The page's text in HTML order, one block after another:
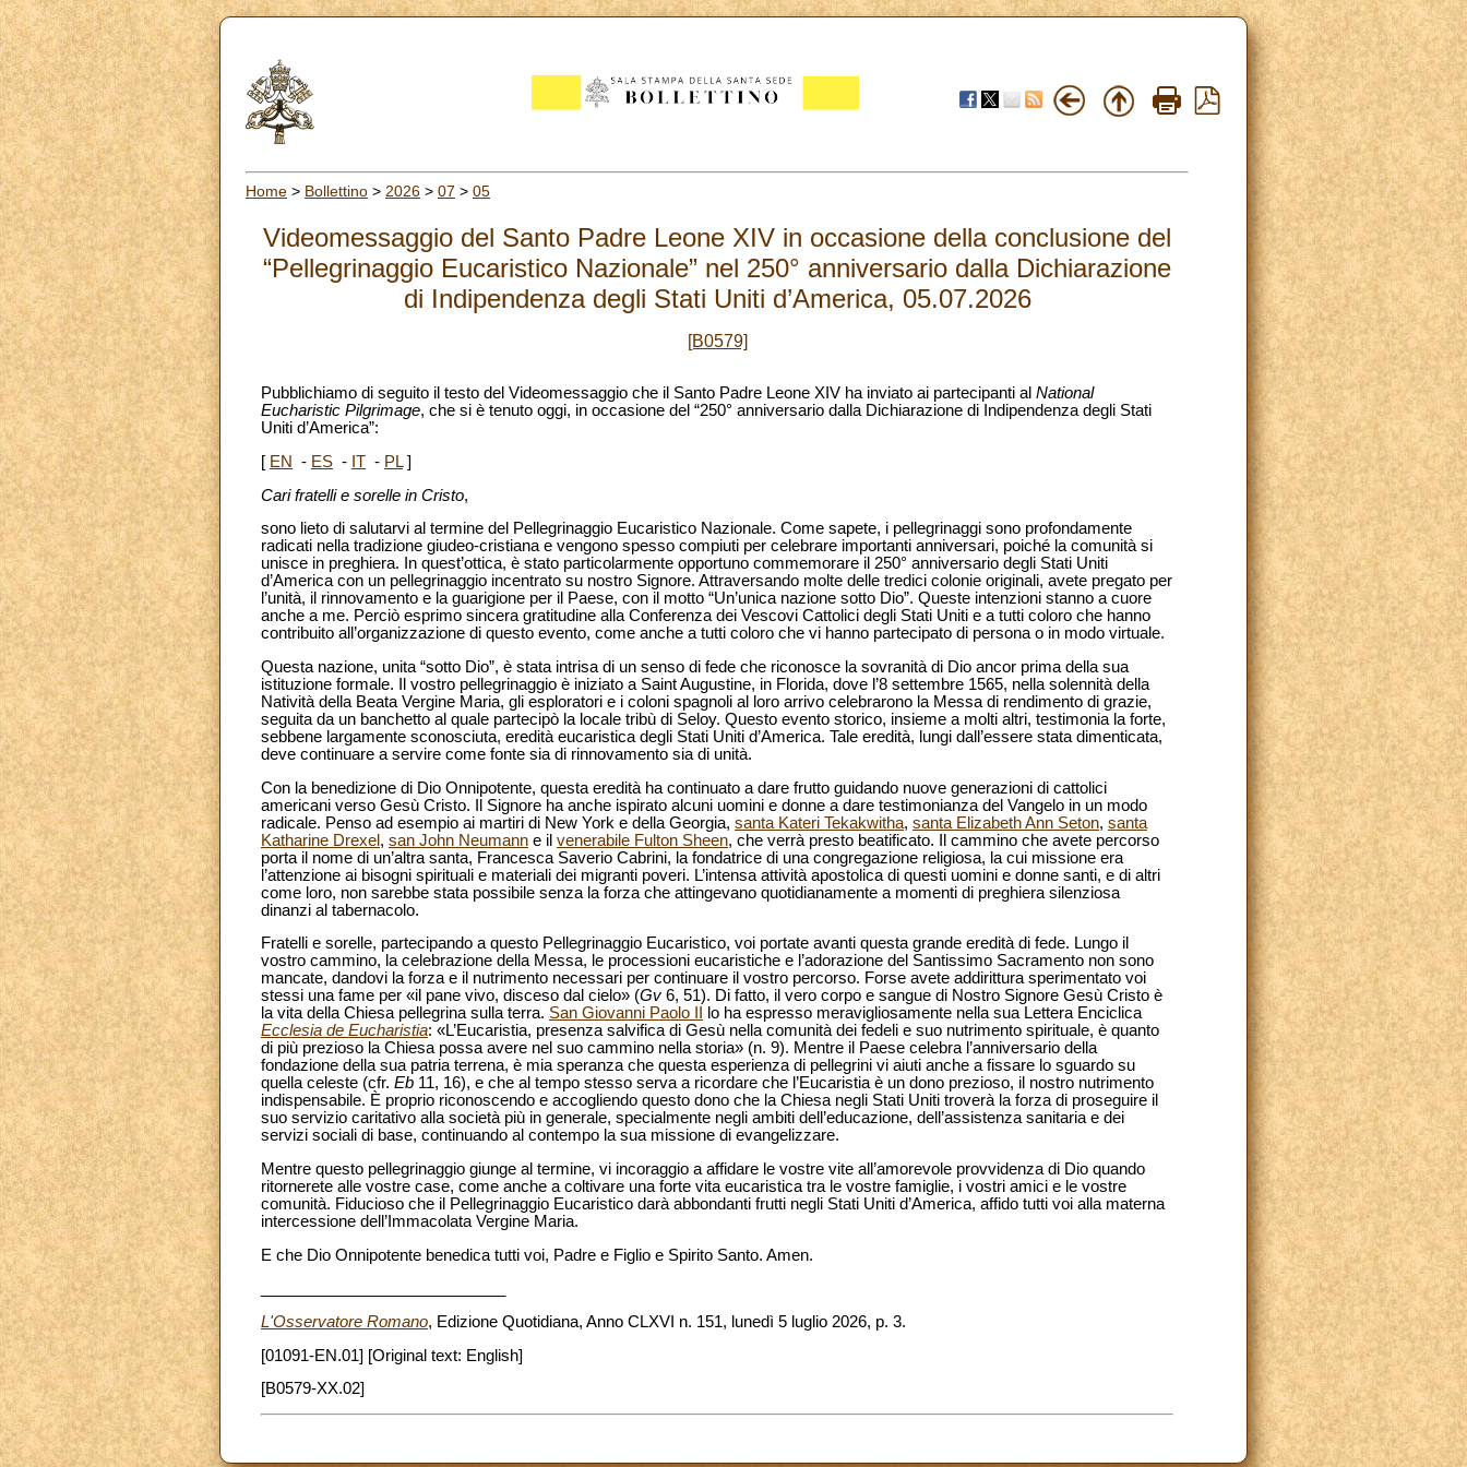
Home > Bollettino > 2026 > 07 > 05
Videomessaggio del Santo Padre Leone XIV in occasione della conclusione del
“Pellegrinaggio Eucaristico Nazionale” nel 250° anniversario dalla Dichiarazione
di Indipendenza degli Stati Uniti d’America, 05.07.2026
[B0579]
Pubblichiamo di seguito il testo del Videomessaggio che il Santo Padre Leone XIV ha inviato ai partecipanti al National
Eucharistic Pilgrimage, che si è tenuto oggi, in occasione del “250° anniversario dalla Dichiarazione di Indipendenza degli Stati
Uniti d’America”:
[ EN - ES - IT - PL]
Cari fratelli e sorelle in Cristo,
sono lieto di salutarvi al termine del Pellegrinaggio Eucaristico Nazionale. Come sapete, i pellegrinaggi sono profondamente
radicati nella tradizione giudeo-cristiana e vengono spesso compiuti per celebrare importanti anniversari, poiché la comunità si
unisce in preghiera. In quest’ottica, è stato particolarmente opportuno commemorare il 250° anniversario degli Stati Uniti
d’America con un pellegrinaggio incentrato su nostro Signore. Attraversando molte delle tredici colonie originali, avete pregato per
l’unità, il rinnovamento e la guarigione per il Paese, con il motto “Un’unica nazione sotto Dio”. Queste intenzioni stanno a cuore
anche a me. Perciò esprimo sincera gratitudine alla Conferenza dei Vescovi Cattolici degli Stati Uniti e a tutti coloro che hanno
contribuito all’organizzazione di questo evento, come anche a tutti coloro che vi hanno partecipato di persona o in modo virtuale.
Questa nazione, unita “sotto Dio”, è stata intrisa di un senso di fede che riconosce la sovranità di Dio ancor prima della sua
istituzione formale. Il vostro pellegrinaggio è iniziato a Saint Augustine, in Florida, dove l’8 settembre 1565, nella solennità della
Natività della Beata Vergine Maria, gli esploratori e i coloni spagnoli al loro arrivo celebrarono la Messa di rendimento di grazie,
seguita da un banchetto al quale partecipò la locale tribù di Seloy. Questo evento storico, insieme a molti altri, testimonia la forte,
sebbene largamente sconosciuta, eredità eucaristica degli Stati Uniti d’America. Tale eredità, lungi dall’essere stata dimenticata,
deve continuare a servire come fonte sia di rinnovamento sia di unità.
Con la benedizione di Dio Onnipotente, questa eredità ha continuato a dare frutto guidando nuove generazioni di cattolici
americani verso Gesù Cristo. Il Signore ha anche ispirato alcuni uomini e donne a dare testimonianza del Vangelo in un modo
radicale. Penso ad esempio ai martiri di New York e della Georgia, santa Kateri Tekakwitha, santa Elizabeth Ann Seton, santa
Katharine Drexel, san John Neumann e il venerabile Fulton Sheen, che verrà presto beatificato. Il cammino che avete percorso
porta il nome di un’altra santa, Francesca Saverio Cabrini, la fondatrice di una congregazione religiosa, la cui missione era
l’attenzione ai bisogni spirituali e materiali dei migranti poveri. L’intensa attività apostolica di questi uomini e donne santi, e di altri
come loro, non sarebbe stata possibile senza la forza che attingevano quotidianamente a momenti di preghiera silenziosa
dinanzi al tabernacolo.
Fratelli e sorelle, partecipando a questo Pellegrinaggio Eucaristico, voi portate avanti questa grande eredità di fede. Lungo il
vostro cammino, la celebrazione della Messa, le processioni eucaristiche e l’adorazione del Santissimo Sacramento non sono
mancate, dandovi la forza e il nutrimento necessari per continuare il vostro percorso. Forse avete addirittura sperimentato voi
stessi una fame per «il pane vivo, disceso dal cielo» (Gv 6, 51). Di fatto, il vero corpo e sangue di Nostro Signore Gesù Cristo è
la vita della Chiesa pellegrina sulla terra. San Giovanni Paolo II
lo ha espresso meravigliosamente nella sua Lettera Enciclica
Ecclesia de Eucharistia: «L’Eucaristia, presenza salvifica di Gesù nella comunità dei fedeli e suo nutrimento spirituale, è quanto
di più prezioso la Chiesa possa avere nel suo cammino nella storia» (n. 9). Mentre il Paese celebra l’anniversario della
fondazione della sua patria terrena, è mia speranza che questa esperienza di pellegrini vi aiuti anche a fissare lo sguardo su
quella celeste (cfr. Eb 11, 16), e che al tempo stesso serva a ricordare che l’Eucaristia è un dono prezioso, il nostro nutrimento
indispensabile. È proprio riconoscendo e accogliendo questo dono che la Chiesa negli Stati Uniti troverà la forza di proseguire il
suo servizio caritativo alla società più in generale, specialmente negli ambiti dell’educazione, dell’assistenza sanitaria e dei
servizi sociali di base, continuando al contempo la sua missione di evangelizzare.
Mentre questo pellegrinaggio giunge al termine, vi incoraggio a affidare le vostre vite all’amorevole provvidenza di Dio quando
ritornerete alle vostre case, come anche a coltivare una forte vita eucaristica tra le vostre famiglie, i vostri amici e le vostre
comunità. Fiducioso che il Pellegrinaggio Eucaristico darà abbondanti frutti negli Stati Uniti d’America, affido tutti voi alla materna
intercessione dell’Immacolata Vergine Maria.
E che Dio Onnipotente benedica tutti voi, Padre e Figlio e Spirito Santo. Amen.
L'Osservatore Romano, Edizione Quotidiana, Anno CLXVI n. 151, lunedì 5 luglio 2026, p. 3.
[01091-EN.01] [Original text: English]
[B0579-XX.02]